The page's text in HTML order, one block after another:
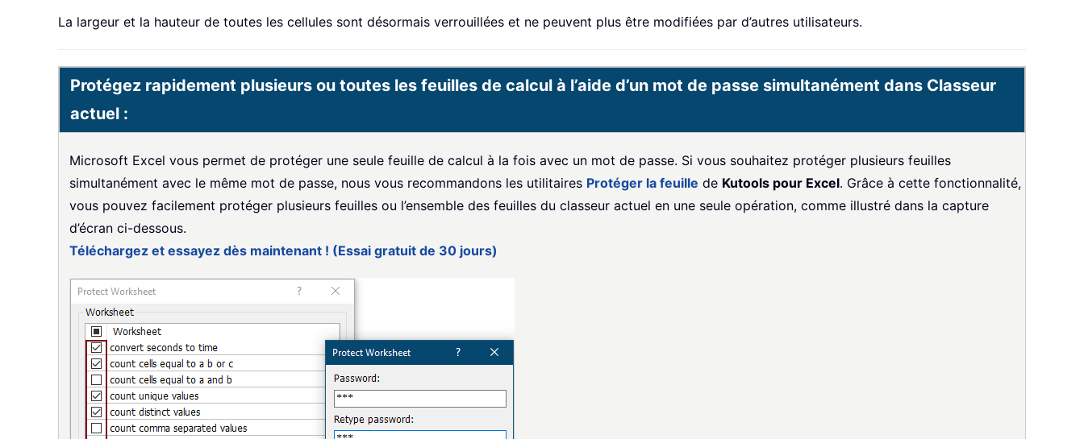
La largeur et la hauteur de toutes les cellules sont désormais verrouillées et ne peuvent plus être modifiées par d’autres utilisateurs.
Protégez rapidement plusieurs ou toutes les feuilles de calcul à l’aide d’un mot de passe simultanément dans Classeur
actuel :
Microsoft Excel vous permet de protéger une seule feuille de calcul à la fois avec un mot de passe. Si vous souhaitez protéger plusieurs feuilles
simultanément avec le même mot de passe, nous vous recommandons les utilitaires Protéger la feuille de Kutools pour Excel. Grâce à cette fonctionnalité,
vous pouvez facilement protéger plusieurs feuilles ou l’ensemble des feuilles du classeur actuel en une seule opération, comme illustré dans la capture
d’écran ci-dessous.
Téléchargez et essayez dès maintenant ! (Essai gratuit de 30 jours)